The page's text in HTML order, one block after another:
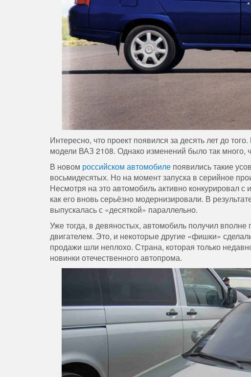
Интересно, что проект появился за десять лет до
модели ВАЗ 2108. Однако изменений было так много,
В новом российском автомобиле появились такие
восьмидесятых. Но на момент запуска в серийное
Несмотря на это автомобиль активно конкурировал
как его вновь серьёзно модернизировали. В
выпускалась с «десяткой» параллельно.
Уже тогда, в девяностых, автомобиль получил
двигателем. Это, и некоторые другие «фишки»
продажи шли неплохо. Страна, которая только
новинки отечественного автопрома.